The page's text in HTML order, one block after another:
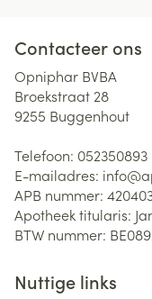
Contacteer ons
Opniphar BVBA
Broekstraat 28
9255 Buggenhout
Telefoon: 052350893
E-mailadres: info@
APB nummer:
Apotheek titularis:
BTW nummer:
Nuttige links